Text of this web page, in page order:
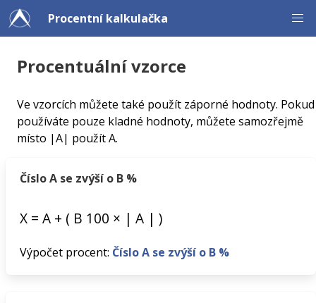
Procentní kalkulačka
Procentuální vzorce
Ve vzorcích můžete také použít záporné hodnoty. Pokud
používáte pouze kladné hodnoty, můžete samozřejmě
místo |A| použít A.
Číslo A se zvýší o B %
X = A + ( B 100 × | A | )
Výpočet procent: Číslo A se zvýší o B %